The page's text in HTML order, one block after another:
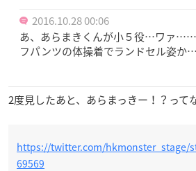
2016.10.28 00:06
あ、あらまきくんが小５役…ワァ
フパンツの体操着でランドセル姿
2度見したあと、あらまっきー！？って
https://twitter.com/hkmonster_stage/
69569